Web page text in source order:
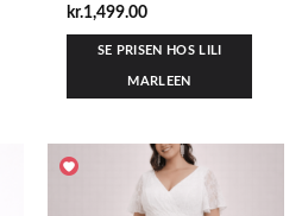
kr.1,499.00
SE PRISEN HOS LILI
MARLEEN